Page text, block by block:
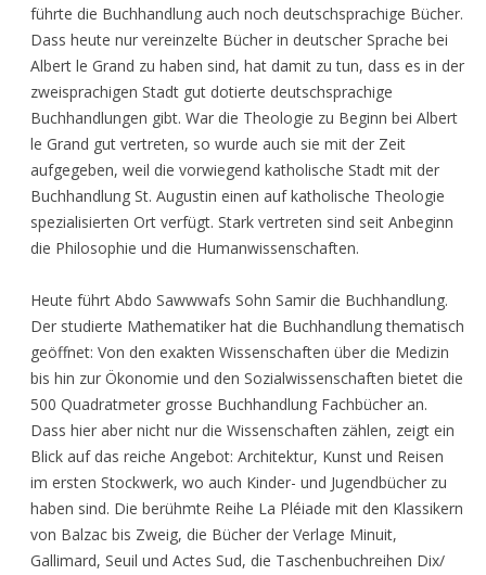
führte die Buchhandlung auch noch deutschsprachige Bücher.
Dass heute nur vereinzelte Bücher in deutscher Sprache bei
Albert le Grand zu haben sind, hat damit zu tun, dass es in der
zweisprachigen Stadt gut dotierte deutschsprachige
Buchhandlungen gibt. War die Theologie zu Beginn bei Albert
le Grand gut vertreten, so wurde auch sie mit der Zeit
aufgegeben, weil die vorwiegend katholische Stadt mit der
Buchhandlung St. Augustin einen auf katholische Theologie
spezialisierten Ort verfügt. Stark vertreten sind seit Anbeginn
die Philosophie und die Humanwissenschaften.
Heute führt Abdo Sawwwafs Sohn Samir die Buchhandlung.
Der studierte Mathematiker hat die Buchhandlung thematisch
geöffnet: Von den exakten Wissenschaften über die Medizin
bis hin zur Ökonomie und den Sozialwissenschaften bietet die
500 Quadratmeter grosse Buchhandlung Fachbücher an.
Dass hier aber nicht nur die Wissenschaften zählen, zeigt ein
Blick auf das reiche Angebot: Architektur, Kunst und Reisen
im ersten Stockwerk, wo auch Kinder- und Jugendbücher zu
haben sind. Die berühmte Reihe La Pléiade mit den Klassikern
von Balzac bis Zweig, die Bücher der Verlage Minuit,
Gallimard, Seuil und Actes Sud, die Taschenbuchreihen Dix/